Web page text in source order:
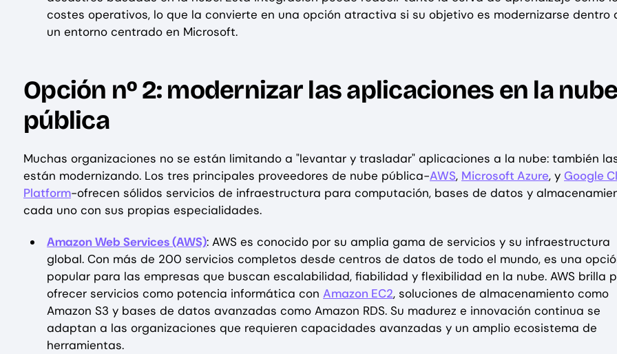
costes operativos, lo que la convierte en una opción atractiva si su objetivo es modernizarse dentro
un entorno centrado en Microsoft.
Opción nº 2: modernizar las aplicaciones en la nube
pública
Muchas organizaciones no se están limitando a "levantar y trasladar" aplicaciones a la nube: también
están modernizando. Los tres principales proveedores de nube pública-AWS, Microsoft Azure, y Google
Platform-ofrecen sólidos servicios de infraestructura para computación, bases de datos y
cada uno con sus propias especialidades.
Amazon Web Services (AWS): AWS es conocido por su amplia gama de servicios y su infraestructura
global. Con más de 200 servicios completos desde centros de datos de todo el mundo, es una
popular para las empresas que buscan escalabilidad, fiabilidad y flexibilidad en la nube. AWS brilla
ofrecer servicios como potencia informática con Amazon EC2, soluciones de almacenamiento como
Amazon S3 y bases de datos avanzadas como Amazon RDS. Su madurez e innovación continua se
adaptan a las organizaciones que requieren capacidades avanzadas y un amplio ecosistema de
herramientas.